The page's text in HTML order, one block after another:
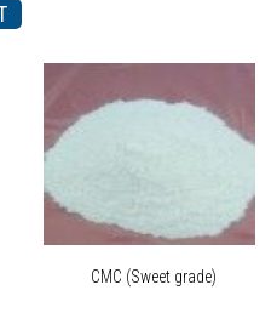
CMC (Sweet grade)